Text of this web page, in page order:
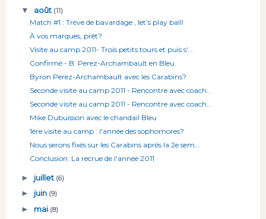
▼ août (11)
Match #1 : Trève de bavardage , let’s play ball!
À vos marques, prêt?
Visite au camp 2011- Trois petits tours et puis s'...
Confirmé - B. Perez-Archambault en Bleu
Byron Perez-Archambault avec les Carabins?
Seconde visite au camp 2011 - Rencontre avec coach...
Seconde visite au camp 2011 - Rencontre avec coach...
Mike Dubuisson avec le chandail Bleu
1ère visite au camp : l'année des sophomores?
Nous serons fixés sur les Carabins après la 2e sem...
Conclusion: La recrue de l'année 2011
► juillet (6)
► juin (9)
► mai (8)